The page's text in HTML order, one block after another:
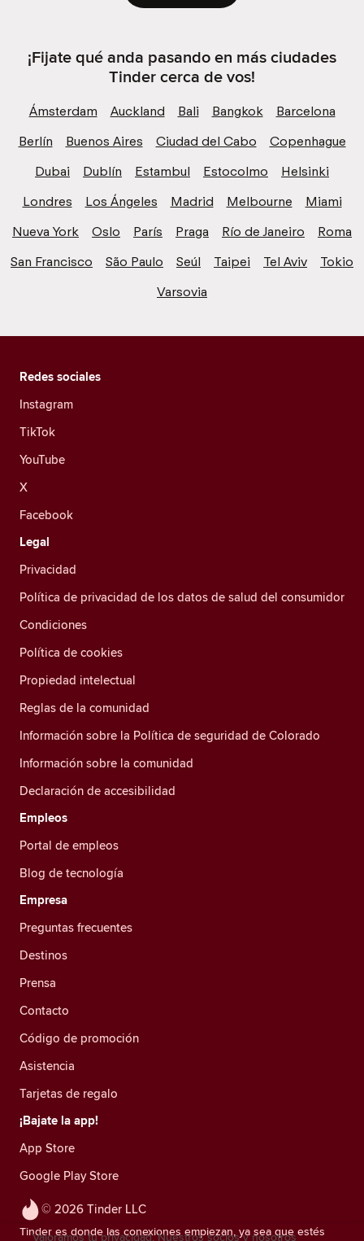
¡Fijate qué anda pasando en más ciudades
Tinder cerca de vos!
Ámsterdam Auckland Bali Bangkok
Barcelona
Berlín
Buenos Aires Ciudad del Cabo
Copenhague
Dubai
Dublín Estambul Estocolmo
Helsinki
Londres
Los Ángeles Madrid Melbourne
Miami
Nueva York
Oslo París Praga Río de Janeiro
Roma
San Francisco
São Paulo Seúl Taipei Tel Aviv
Tokio
Varsovia
© 2026 Tinder LLC
Tinder es donde las conexiones empiezan, ya sea que estés
Redes sociales
Instagram
TikTok
YouTube
X
Facebook
Legal
Privacidad
Política de privacidad de los datos de salud del consumidor
Condiciones
Política de cookies
Propiedad intelectual
Reglas de la comunidad
Información sobre la Política de seguridad de Colorado
Información sobre la comunidad
Declaración de accesibilidad
Empleos
Portal de empleos
Blog de tecnología
Empresa
Preguntas frecuentes
Destinos
Prensa
Contacto
Código de promoción
Asistencia
Tarjetas de regalo
¡Bajate la app!
App Store
Google Play Store
Valoramos tu privacidad. Nuestros socios y nosotros